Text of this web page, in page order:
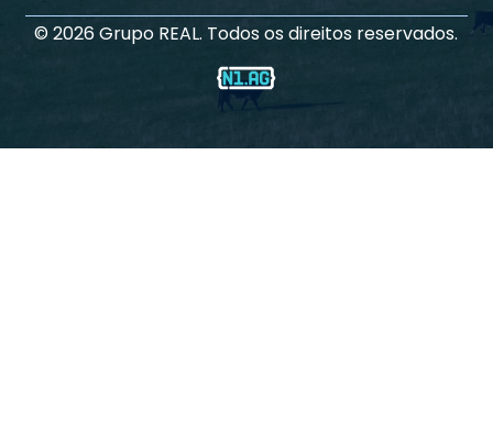
©2026Grupo REAL. Todos os direitos reservados.